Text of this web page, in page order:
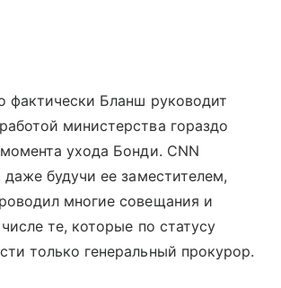
фактически Бланш руководит
министерства гораздо
ухода Бонди. CNN
будучи ее заместителем,
многие совещания и
те, которые по статусу
только генеральный прокурор.